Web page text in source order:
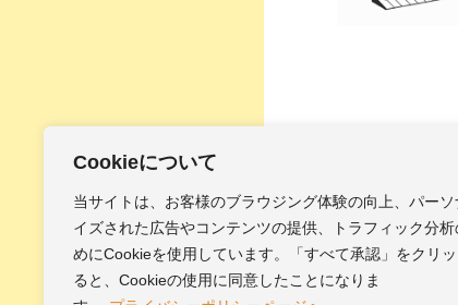
Cookieについて
当サイトは、お客様のブラウジング体験の向上、パーソ
イズされた広告やコンテンツの提供、トラフィック分析
めにCookieを使用しています。「すべて承認」をクリ
ると、Cookieの使用に同意したことになりま
ホーム